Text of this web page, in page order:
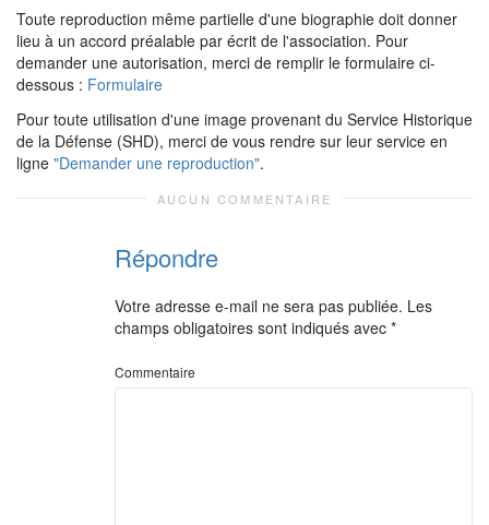
Toute reproduction même partielle d'une biographie doit donner
lieu à un accord préalable par écrit de l'association. Pour
demander une autorisation, merci de remplir le formulaire ci-
dessous : Formulaire
Pour toute utilisation d'une image provenant du Service Historique
de la Défense (SHD), merci de vous rendre sur leur service en
ligne "Demander une reproduction".
AUCUN COMMENTAIRE
Répondre
Votre adresse e-mail ne sera pas publiée. Les
champs obligatoires sont indiqués avec *
Commentaire